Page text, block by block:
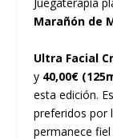
Juegaterapia
Marañón de
Ultra Facial
y 40,00€
esta edición.
preferidos por
permanece